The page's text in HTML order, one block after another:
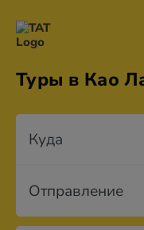
Туры в Као
Куда
Отправление